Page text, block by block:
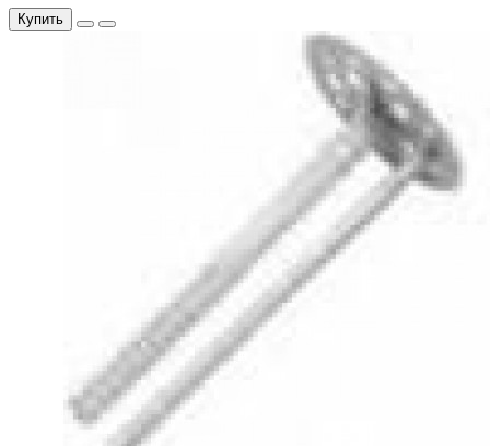
Купить